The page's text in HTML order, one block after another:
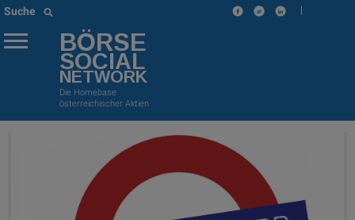
Suche |
BÖRSE
SOCIAL
NETWORK
Die Homebase
österreichischer Aktien